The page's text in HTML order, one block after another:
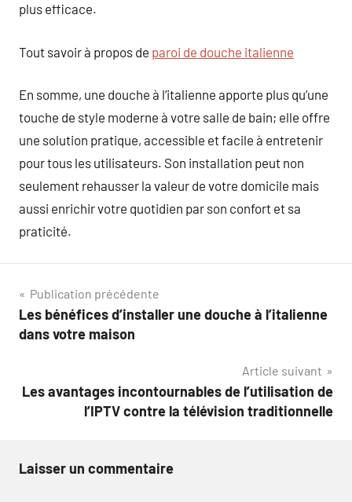
plus efficace.
Tout savoir à propos de paroi de douche italienne
En somme, une douche à l’italienne apporte plus qu’une
touche de style moderne à votre salle de bain; elle offre
une solution pratique, accessible et facile à entretenir
pour tous les utilisateurs. Son installation peut non
seulement rehausser la valeur de votre domicile mais
aussi enrichir votre quotidien par son confort et sa
praticité.
Navigation
de
Publication précédente
Les bénéfices d’installer une douche à l’italienne
dans votre maison
Article suivant
Les avantages incontournables de l’utilisation de
l’IPTV contre la télévision traditionnelle
Laisser un commentaire